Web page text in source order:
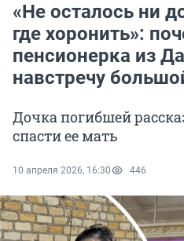
«Не осталось ни
где хоронить»:
пенсионерка из
навстречу
Дочка погибшей
спасти ее мать
10 апреля 2026, 16:30 446